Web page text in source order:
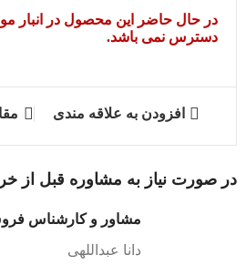
در حال حاضر این محصول در انبار
دسترس نمی باشد.
افزودن به علاقه مندی
در صورت نیاز به مشاوره قبل از
مشاور و کارشناس
دانا عبداللهی